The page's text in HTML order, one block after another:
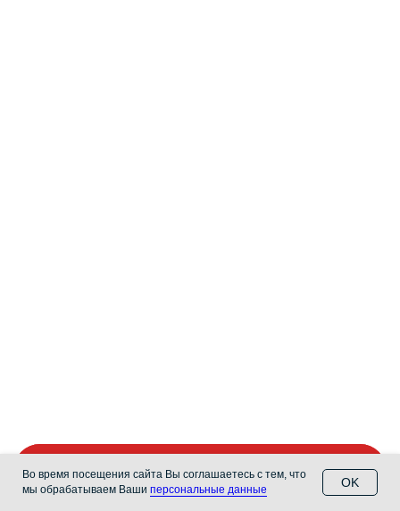
Позвони в автошколу
Позвонить
Во время посещения сайта Вы соглашаетесь с тем, что
мы обрабатываем Ваши персональные данные
OK